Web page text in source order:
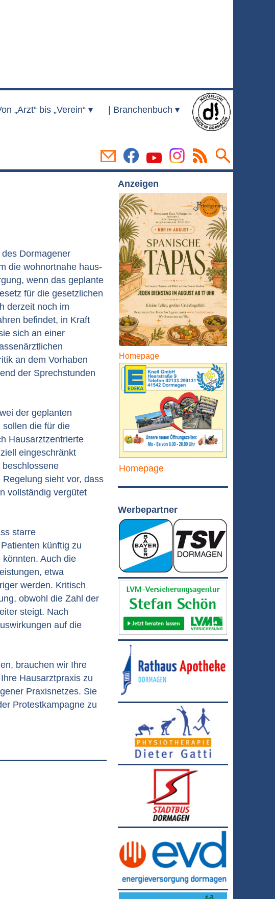
„Arzt“ bis „Verein“ ▾ Branchenbuch ▾
Dormagener
die wohnortnahe haus-
wenn das geplante
für die gesetzlichen
derzeit noch im
befindet, in Kraft
sich an einer
an dem Vorhaben
der Sprechstunden
der geplanten
die für die
Hausarztzentrierte
eingeschränkt
sieht vor, dass
vollständig vergütet
starre
künftig zu
Auch die
etwa
werden. Kritisch
obwohl die Zahl der
steigt. Nach
auf die
brauchen wir Ihre
Hausarztpraxis zu
Praxisnetzes. Sie
Protestkampagne zu
Anzeigen
Homepage
Homepage
Werbepartner